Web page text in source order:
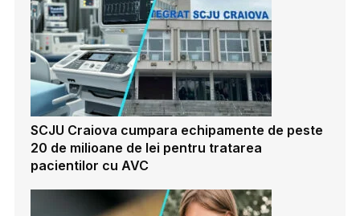
SCJU Craiova cumpara echipamente de peste
20 de milioane de lei pentru tratarea
pacientilor cu AVC